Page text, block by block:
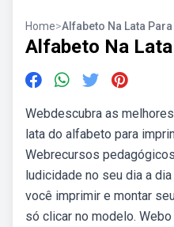
Home>Alfabeto Na Lata
Alfabeto Na
Webdescubra as
lata do alfabeto para
Webrecursos
ludicidade no seu dia a
você imprimir e montar
só clicar no modelo.